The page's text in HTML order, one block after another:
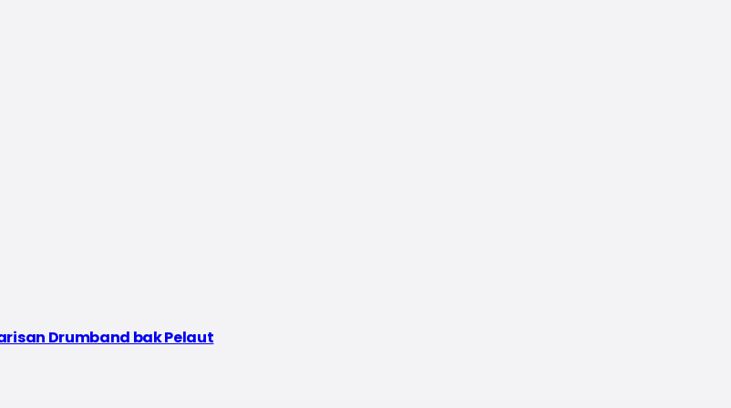
Drumband bak Pelaut